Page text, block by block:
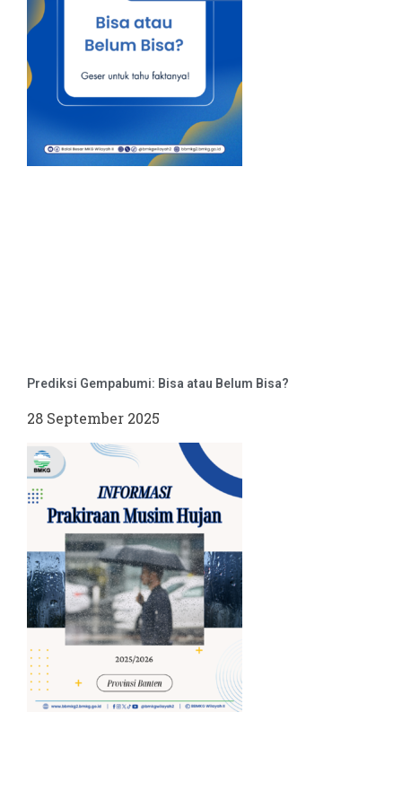
Prediksi Gempabumi: Bisa atau Belum Bisa?
28 September 2025